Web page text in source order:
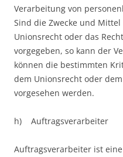
Verarbeitung von
Sind die Zwecke und
Unionsrecht oder das
vorgegeben, so kann der
können die bestimmten
dem Unionsrecht oder
vorgesehen werden.
h) Auftragsverarbeiter
Auftragsverarbeiter ist